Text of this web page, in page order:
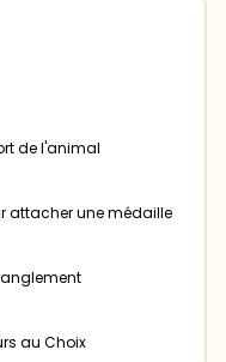
de l'animal
attacher une médaille
au Choix